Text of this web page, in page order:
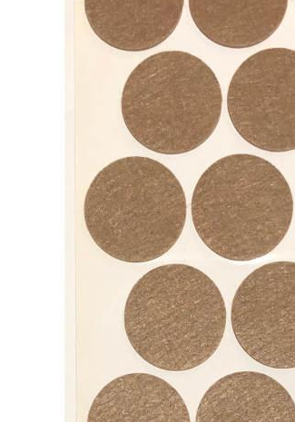
خانه
نکات و ترفندها
دکوراسیون
چیدمان خانه
ایده‌ها و عکس‌ها)
6 سال قبل